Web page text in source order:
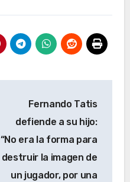
Fernando Tatis
defiende a su hijo:
“No era la forma para
destruir la imagen de
un jugador, por una